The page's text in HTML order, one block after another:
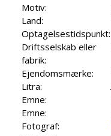
Motiv:
Land:
Optagelsestidspunkt:
Driftsselskab eller
fabrik:
Ejendomsmærke:
Litra:
Emne:
Emne:
Fotograf: